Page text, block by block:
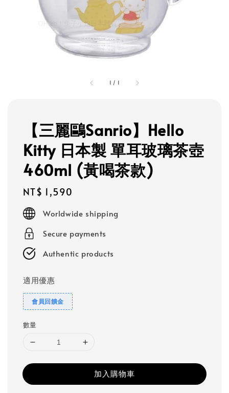
1 / 1
【三麗鷗Sanrio】Hello
Kitty 日本製 單耳玻璃茶壺
460ml (黃喝茶款)
Regular
price
NT$ 1,590
Worldwide shipping
Secure payments
Authentic products
適用優惠
會員回饋金
數量
加入購物車